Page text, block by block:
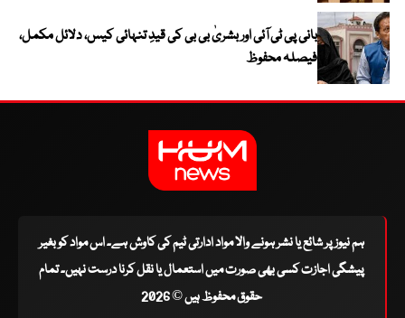
بانی پی ٹی آئی اور بشریٰ بی بی کی قیدِ تنہائی کیس، دلائل مکمل،
فیصلہ محفوظ
ہم نیوز پر شائع یا نشر ہونے والا مواد ادارتی ٹیم کی کاوش ہے۔ اس مواد کو بغیر
پیشگی اجازت کسی بھی صورت میں استعمال یا نقل کرنا درست نہیں۔ تمام
حقوق محفوظ ہیں © 2026